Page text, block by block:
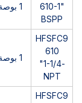
610-1"
BSPP
1 بوصة
HFSFC9
610
-1-1/4"
NPT
1 بوصة
HFSFC9